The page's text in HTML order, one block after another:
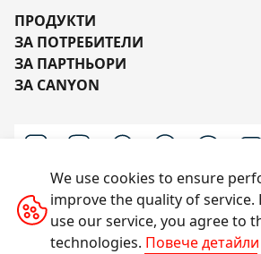
ПРОДУКТИ
ЗА ПОТРЕБИТЕЛИ
ЗА ПАРТНЬОРИ
ЗА CANYON
Пишете ни
We use cookies to ensure
improve the quality of service.
use our service, you agree to
technologies. Повече детайли